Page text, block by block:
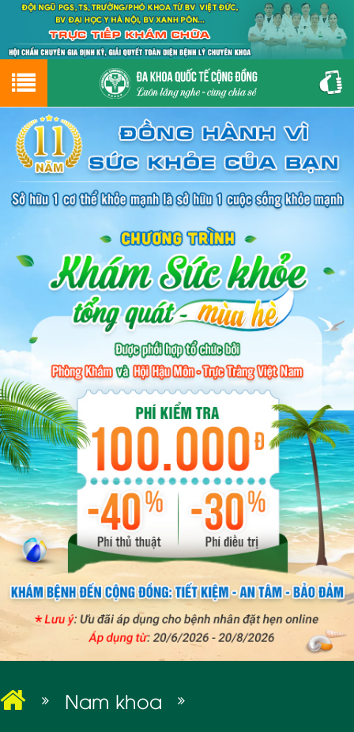
Hotline0243.9656.999tư vấn miễn phí
GIỚI THIỆU
GIỚI THIỆU VỀ PHÒNG KHÁM
CƠ SỞ VẬT CHẤT
ĐẶT HẸN LỊCH KHÁM
ĐƯỜNG TỚI PHÒNG KHÁM
PHỤ KHOA
BỆNH HẬU MÔN
BỆNH XÃ HỘI
Nam khoa